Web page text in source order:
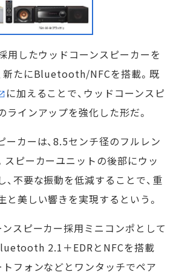
用したウッドコーンスピーカーを
新たにBluetooth/NFCを搭載。既
に加えることで、ウッドコーンスピ
ラインアップを強化した形だ。
カーは、8.5センチ径のフルレン
スピーカーユニットの後部にウッ
、不要な振動を低減することで、重
美しい響きを実現するという。
スピーカー採用ミニコンポとして
2.1＋EDRとNFCを搭載
トフォンなどとワンタッチでペア